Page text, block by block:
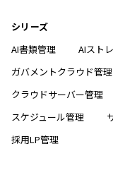
シリーズ
AI書類管理
AIスト
ガバメントクラウド管理
クラウドサーバー管理
スケジュール管理
採用LP管理